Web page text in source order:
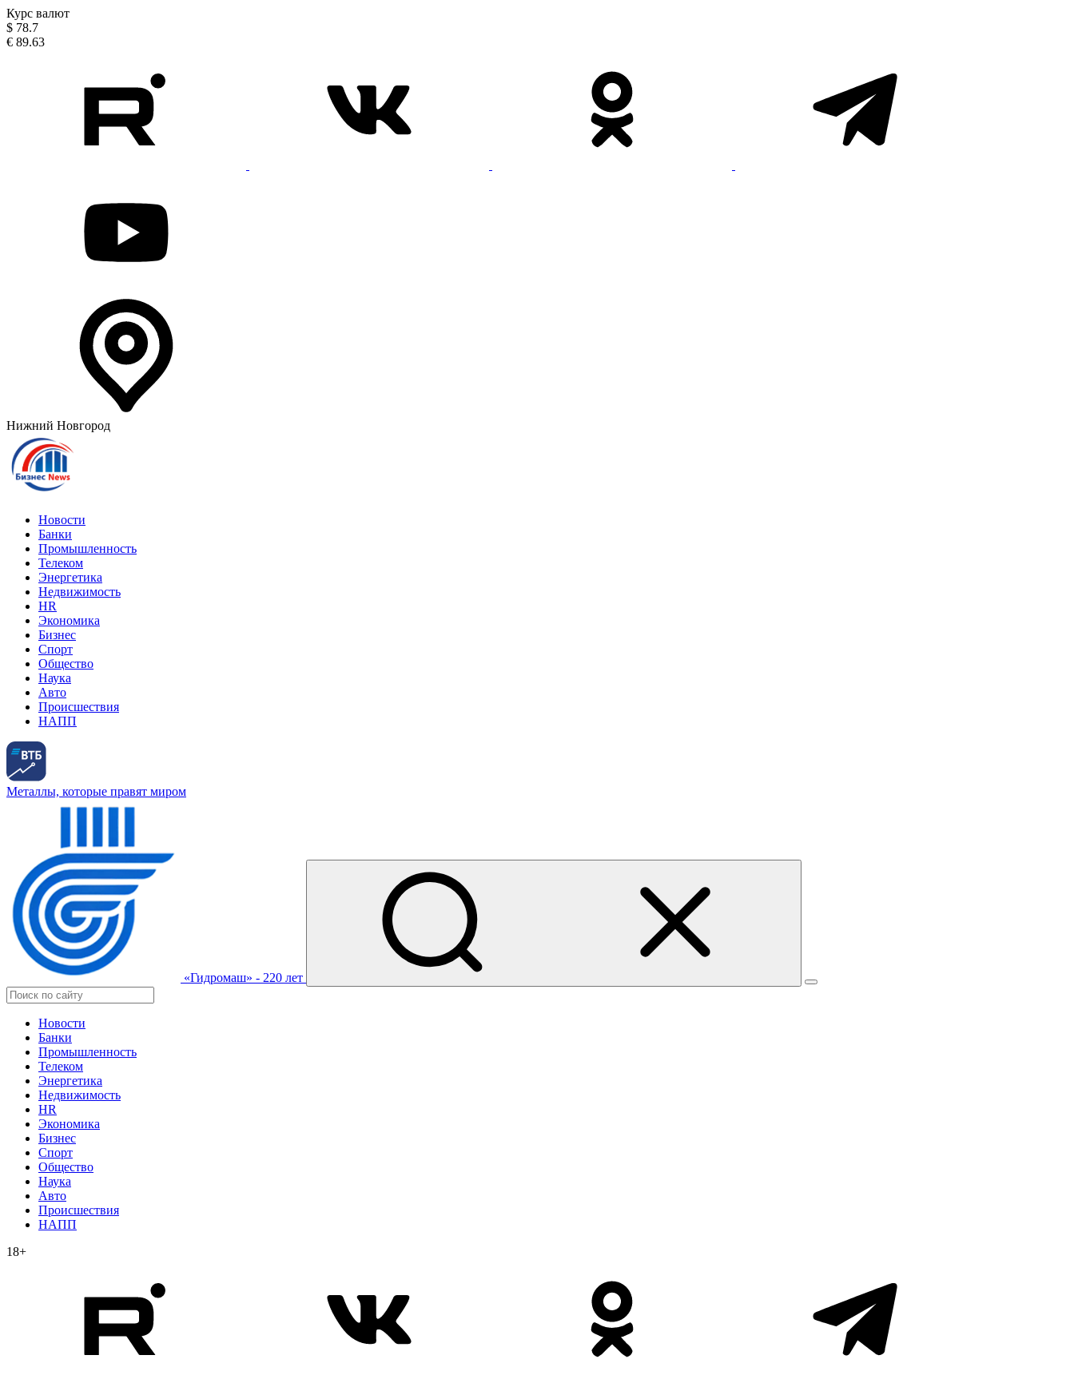
Курс валют
$ 78.7
€ 89.63
Нижний Новгород
Новости
Банки
Промышленность
Телеком
Энергетика
Недвижимость
HR
Экономика
Бизнес
Спорт
Общество
Наука
Авто
Происшествия
НАПП
Металлы, которые правят миром
«Гидромаш» - 220 лет
Новости
Банки
Промышленность
Телеком
Энергетика
Недвижимость
HR
Экономика
Бизнес
Спорт
Общество
Наука
Авто
Происшествия
НАПП
18+